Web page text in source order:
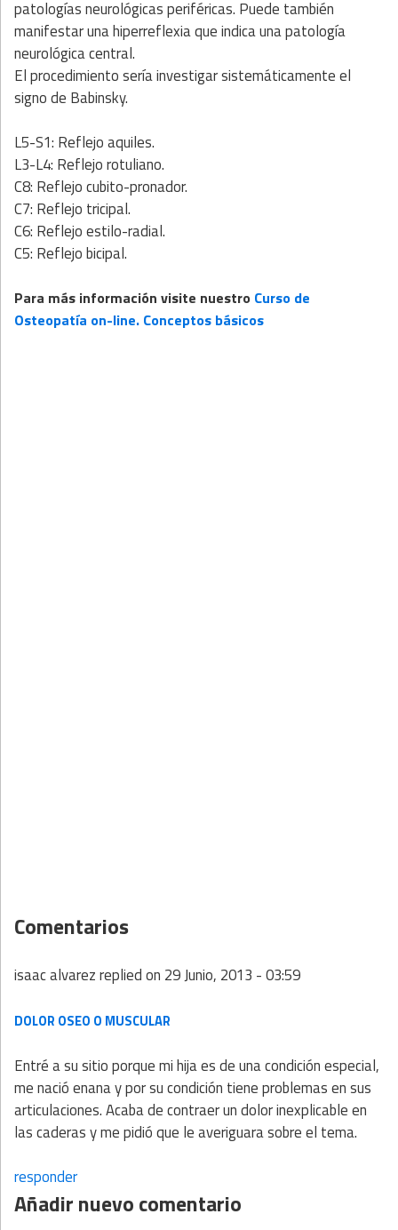
patologías neurológicas periféricas. Puede también
manifestar una hiperreflexia que indica una patología
neurológica central.
El procedimiento sería investigar sistemáticamente el
signo de Babinsky.
L5-S1: Reflejo aquiles.
L3-L4: Reflejo rotuliano.
C8: Reflejo cubito-pronador.
C7: Reflejo tricipal.
C6: Reflejo estilo-radial.
C5: Reflejo bicipal.
Para más información visite nuestro Curso de
Osteopatía on-line. Conceptos básicos
Comentarios
isaac alvarezreplied on 29 Junio, 2013 - 03:59
DOLOR OSEO O MUSCULAR
Entré a su sitio porque mi hija es de una condición especial,
me nació enana y por su condición tiene problemas en sus
articulaciones. Acaba de contraer un dolor inexplicable en
las caderas y me pidió que le averiguara sobre el tema.
responder
Añadir nuevo comentario